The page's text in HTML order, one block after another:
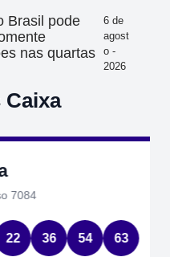
Brasil pode
nas quartas
6 de
agost
o -
2026
63